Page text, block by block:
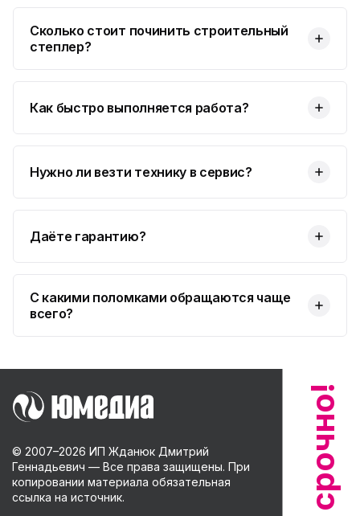
Сколько стоит починить строительный
степлер?
Как быстро выполняется работа?
Нужно ли везти технику в сервис?
Даёте гарантию?
С какими поломками обращаются чаще
всего?
© 2007–2026 ИП Жданюк Дмитрий
Геннадьевич — Все права защищены. При
копировании материала обязательная
ссылка на источник.